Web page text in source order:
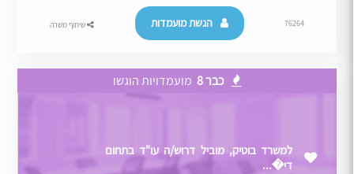
76264 הגשת מועמדות שיתוף משרה
כבר 8 מועמדויות הוגשו
למשרד בוטיק, מוביל דרוש/ה עו"ד בתחום
די�...